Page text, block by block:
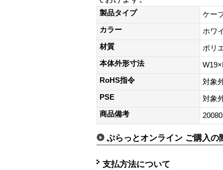
製品タイプ
ケー
カラー
ホワ
材質
ポリ
本体外形寸法
RoHS指令
対象
PSE
対象
商品備考
ぷらっとオンライン ご購入の
支払方法について